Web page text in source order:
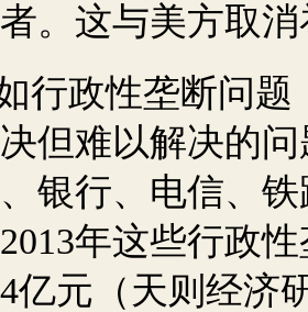
。这与美方取
行政性垄断问
但难以解决的
银行、电信、
2013年这些行政
亿元（天则经济